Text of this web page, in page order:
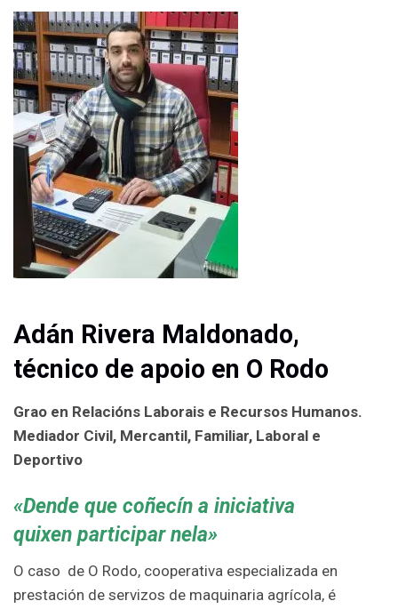
Adán Rivera Maldonado,
técnico de apoio en O Rodo
Grao en Relacións Laborais e Recursos Humanos.
Mediador Civil, Mercantil, Familiar, Laboral e
Deportivo
«Dende que coñecín a iniciativa
quixen participar nela»
O caso de O Rodo, cooperativa especializada en
prestación de servizos de maquinaria agrícola, é